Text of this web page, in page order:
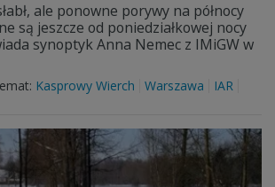
ale ponowne porywy na północy
są jeszcze od poniedziałkowej nocy
synoptyk Anna Nemec z IMiGW w
Kasprowy Wierch Warszawa
IAR